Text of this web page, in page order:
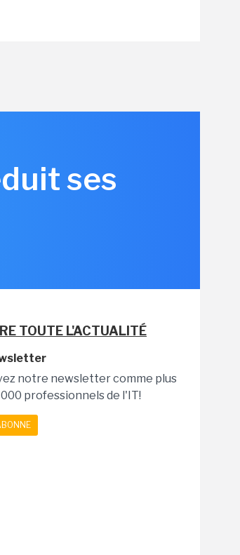
ses
TOUTE L'ACTUALITÉ
notre newsletter comme plus
professionnels de l'IT!